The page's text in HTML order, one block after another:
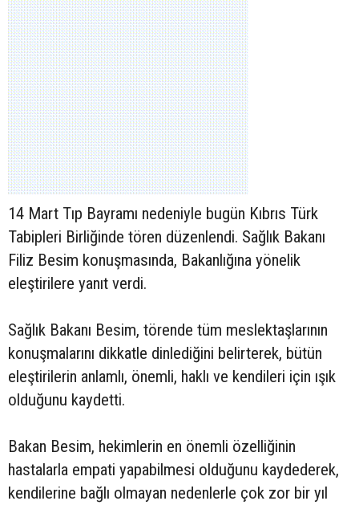
14 Mart Tıp Bayramı nedeniyle bugün Kıbrıs Türk
Tabipleri Birliğinde tören düzenlendi. Sağlık Bakanı
Filiz Besim konuşmasında, Bakanlığına yönelik
eleştirilere yanıt verdi.
Sağlık Bakanı Besim, törende tüm meslektaşlarının
konuşmalarını dikkatle dinlediğini belirterek, bütün
eleştirilerin anlamlı, önemli, haklı ve kendileri için ışık
olduğunu kaydetti.
Bakan Besim, hekimlerin en önemli özelliğinin
hastalarla empati yapabilmesi olduğunu kaydederek,
kendilerine bağlı olmayan nedenlerle çok zor bir yıl